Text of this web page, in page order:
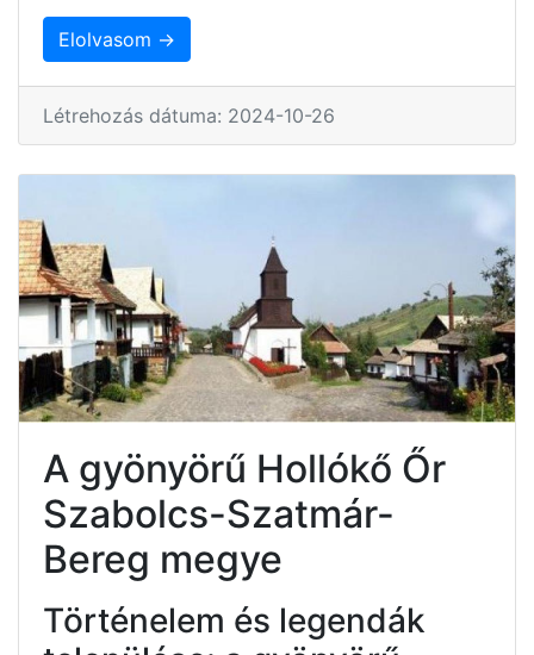
Elolvasom →
Létrehozás dátuma: 2024-10-26
A gyönyörű Hollókő Őr
Szabolcs-Szatmár-
Bereg megye
Történelem és legendák